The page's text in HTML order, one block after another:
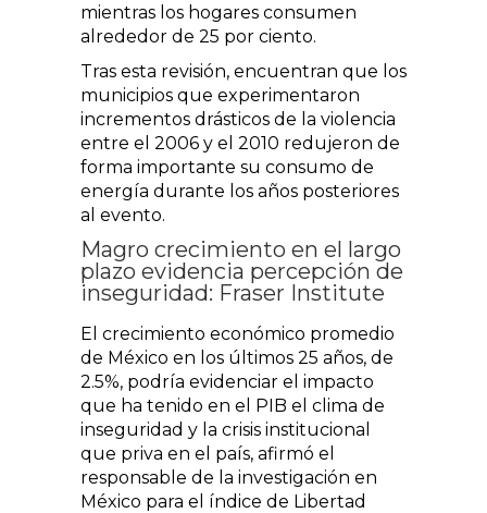
mientras los hogares consumen
alrededor de 25 por ciento.
Tras esta revisión, encuentran que los
municipios que experimentaron
incrementos drásticos de la violencia
entre el 2006 y el 2010 redujeron de
forma importante su consumo de
energía durante los años posteriores
al evento.
Magro crecimiento en el largo
plazo evidencia percepción de
inseguridad: Fraser Institute
El crecimiento económico promedio
de México en los últimos 25 años, de
2.5%, podría evidenciar el impacto
que ha tenido en el PIB el clima de
inseguridad y la crisis institucional
que priva en el país, afirmó el
responsable de la investigación en
México para el índice de Libertad